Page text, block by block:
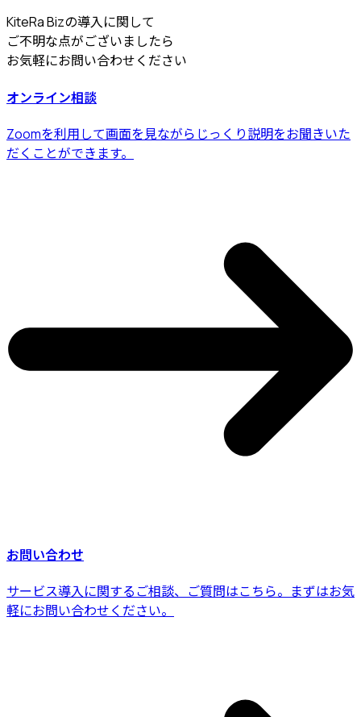
KiteRa Bizの導入に関して
ご不明な点がございましたら
お気軽にお問い合わせください
オンライン相談
Zoomを利用して画面を見ながらじっくり説明をお聞きいた
だくことができます。
お問い合わせ
サービス導入に関するご相談、ご質問はこちら。まずはお気
軽にお問い合わせください。